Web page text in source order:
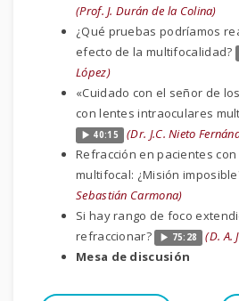
(Prof. J. Durán de la Colina)
¿Qué pruebas podríamos
efecto de la multifocalidad?
López)
«Cuidado con el señor de
con lentes intraoculares
40:15
(Dr. J.C. Nieto
Refracción en pacientes
multifocal: ¿Misión
Sebastián Carmona)
Si hay rango de foco
refraccionar?
75:28
(D. A.
Mesa de discusión